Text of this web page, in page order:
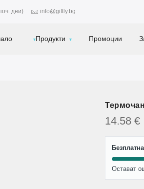
дни) info@giftly.bg
Продукти Промоции
14.58 €
Остават